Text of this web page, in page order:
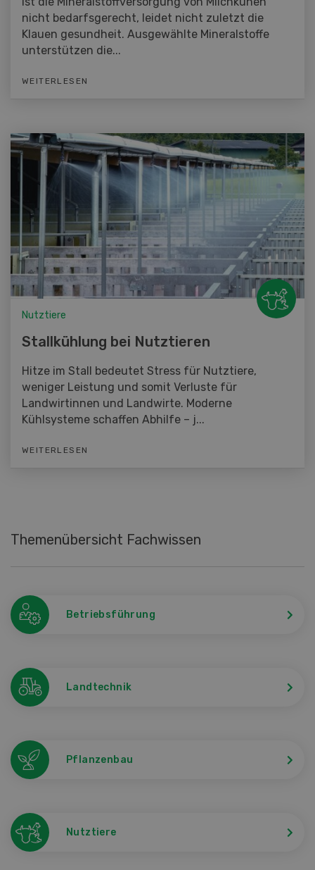
nicht bedarfsgerecht, leidet nicht zuletzt die
Klauen gesundheit. Ausgewählte Mineralstoffe
unterstützen die...
WEITERLESEN
Nutztiere
Stallkühlung bei Nutztieren
Hitze im Stall bedeutet Stress für Nutztiere,
weniger Leistung und somit Verluste für
Landwirtinnen und Landwirte. Moderne
Kühlsysteme schaffen Abhilfe – j...
WEITERLESEN
Themenübersicht Fachwissen
Betriebsführung
Landtechnik
Pflanzenbau
Nutztiere